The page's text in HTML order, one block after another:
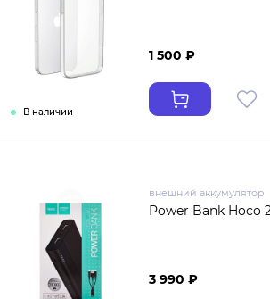
В наличии
1 500 ₽
внешний аккумулятор
Power Bank Hoco
3 990 ₽